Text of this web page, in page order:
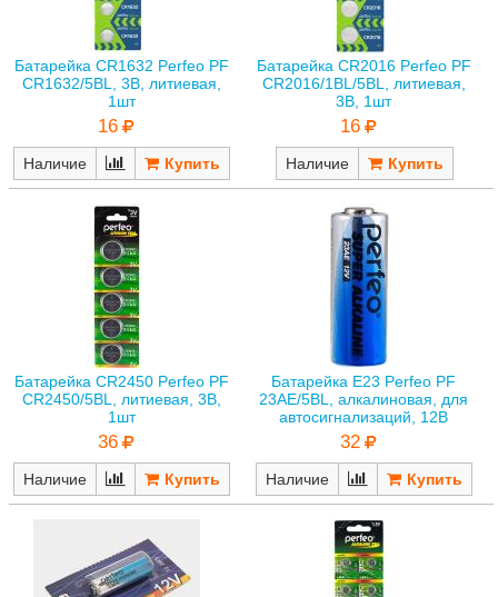
Батарейка CR1632 Perfeo PF
CR1632/5BL, 3В, литиевая,
1шт
16
Наличие
Батарейка CR2016 Perfeo PF
CR2016/1BL/5BL, литиевая,
3В, 1шт
16
Наличие
Батарейка CR2450 Perfeo PF
CR2450/5BL, литиевая, 3В,
1шт
36
Наличие
Батарейка E23 Perfeo PF
23AE/5BL, алкалиновая, для
автосигнализаций, 12В
32
Наличие